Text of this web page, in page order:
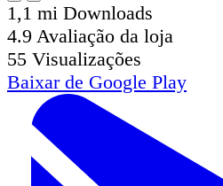
1,1 mi Downloads
4.9 Avaliação da loja
55 Visualizações
Baixar de Google Play